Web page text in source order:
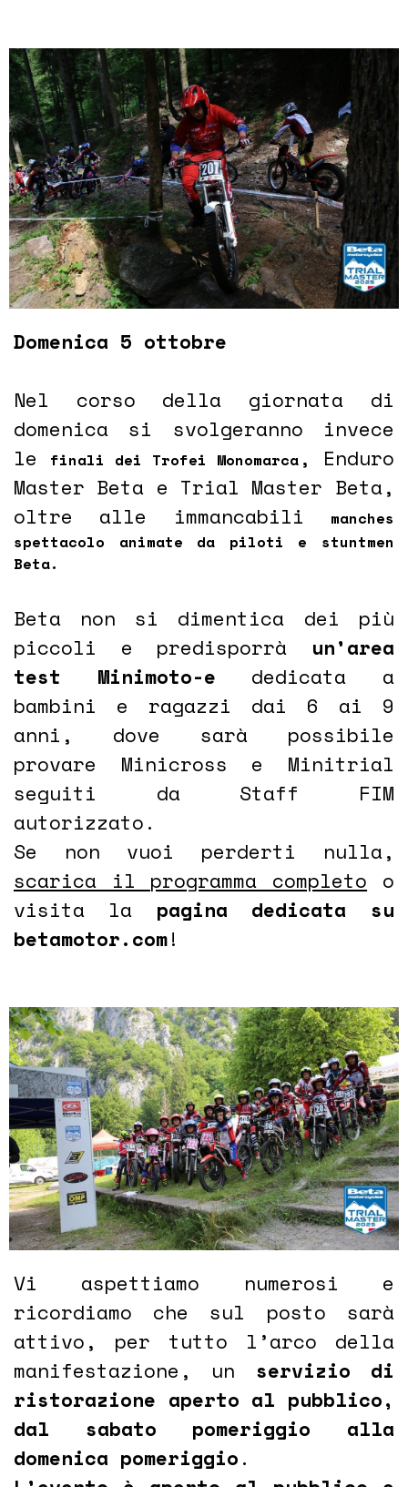
Domenica 5 ottobre
Nel corso della giornata di
domenica si svolgeranno invece
le
finali dei Trofei Monomarca, Enduro
Master Beta e Trial Master Beta,
oltre alle immancabili
manches
spettacolo animate da piloti e stuntmen
Beta.
Beta non si dimentica dei più
piccoli e predisporrà un’area
test Minimoto-e dedicata a
bambini e ragazzi dai 6 ai 9
anni, dove sarà possibile
provare Minicross e Minitrial
seguiti da Staff FIM
autorizzato.
Se non vuoi perderti nulla,
scarica il programma completo o
visita la pagina dedicata su
betamotor.com!
Vi aspettiamo numerosi e
ricordiamo che sul posto sarà
attivo, per tutto l’arco della
manifestazione, un servizio di
ristorazione aperto al pubblico,
dal sabato pomeriggio alla
domenica pomeriggio.